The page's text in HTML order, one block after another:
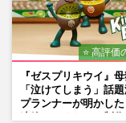
⭐ 高評価
『ゼスプリキウイ』
「泣けてしまう」話題
プランナーが明かし